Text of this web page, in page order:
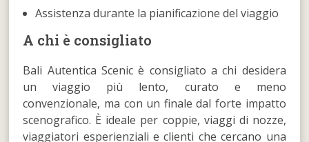
Assistenza durante la pianificazione del viaggio
A chi è consigliato
Bali Autentica Scenic è consigliato a chi desidera
un viaggio più lento, curato e meno
convenzionale, ma con un finale dal forte impatto
scenografico. È ideale per coppie, viaggi di nozze,
viaggiatori esperienziali e clienti che cercano una